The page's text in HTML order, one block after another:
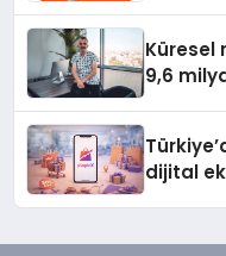
Küresel
9,6
dijital